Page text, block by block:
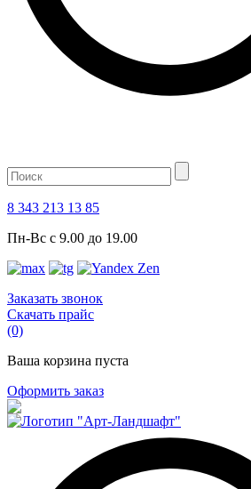
8 343 213 13 85
Пн-Вс с 9.00 до 19.00
Заказать звонок
Скачать прайс
(0)
Ваша корзина пуста
Оформить заказ